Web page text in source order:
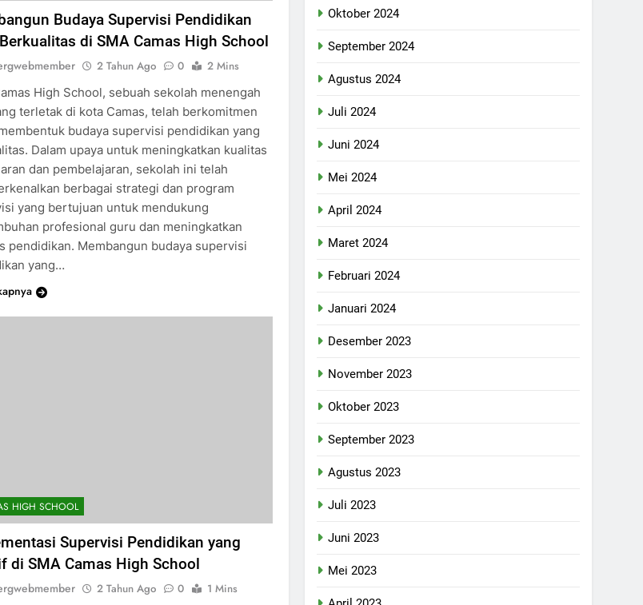
Budaya Supervisi Pendidikan
di SMA Camas High School
2 Tahun Ago 0
2 Mins
High School, sebuah sekolah menengah
terletak di kota Camas, telah berkomitmen
budaya supervisi pendidikan yang
Dalam upaya untuk meningkatkan kualitas
dan pembelajaran, sekolah ini telah
berbagai strategi dan program
yang bertujuan untuk mendukung
profesional guru dan meningkatkan
pendidikan. Membangun budaya supervisi
yang…
HIGH SCHOOL
Supervisi Pendidikan yang
di SMA Camas High School
2 Tahun Ago 0
1 Mins
Oktober 2024
September 2024
Agustus 2024
Juli 2024
Juni 2024
Mei 2024
April 2024
Maret 2024
Februari 2024
Januari 2024
Desember 2023
November 2023
Oktober 2023
September 2023
Agustus 2023
Juli 2023
Juni 2023
Mei 2023